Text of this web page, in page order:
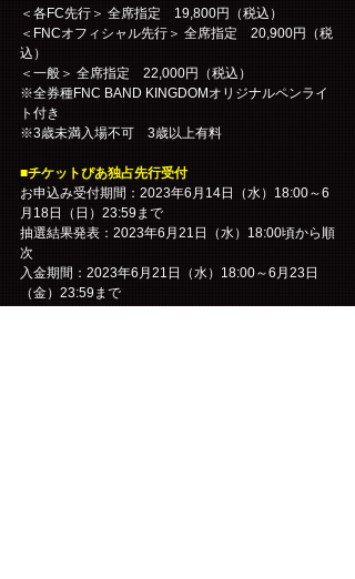
＜各FC先行＞ 全席指定　19,800円（税込）
＜FNCオフィシャル先行＞ 全席指定　20,900円（税
込）
＜一般＞ 全席指定　22,000円（税込）
※全券種FNC BAND KINGDOMオリジナルペンライ
ト付き
※3歳未満入場不可　3歳以上有料
■チケットぴあ独占先行受付
お申込み受付期間：2023年6月14日（水）18:00～6
月18日（日）23:59まで
抽選結果発表：2023年6月21日（水）18:00頃から順
次
入金期間：2023年6月21日（水）18:00～6月23日
（金）23:59まで